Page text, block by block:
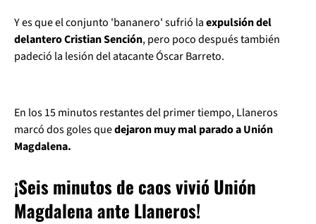
Y es que el conjunto 'bananero' sufrió laexpulsión del
delantero Cristian Sención, pero poco después también
padeció la lesión del atacante Óscar Barreto.
En los 15 minutos restantes del primer tiempo, Llaneros
marcó dos goles quedejaron muy mal parado a Unión
Magdalena.
¡Seis minutos de caos vivió Unión
Magdalena ante Llaneros!